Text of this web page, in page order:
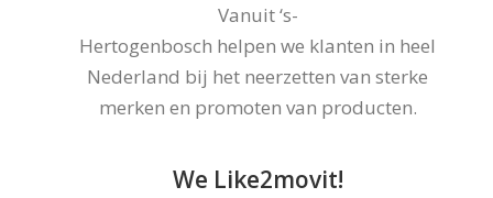
Vanuit ‘s-
Hertogenbosch helpen we klanten in heel
Nederland bij het neerzetten van sterke
merken en promoten van producten.
We Like2movit!